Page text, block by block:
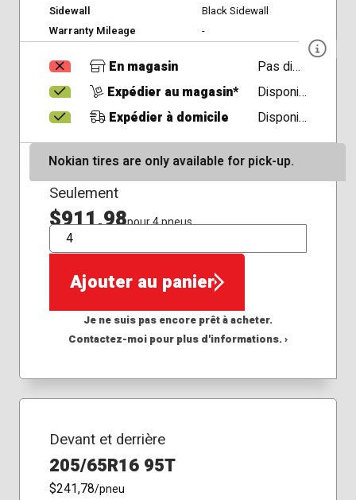
Sidewall
Black Sidewall
Warranty Mileage
-
En magasin
Pas disponible
Expédier au magasin*
Disponible
Expédier à domicile
Disponible
Nokian tires are only available for pick-up.
Seulement
$911,98pour 4 pneus
QTÉ
Ajouter au panier
Je ne suis pas encore prêt à acheter.
Contactez-moi pour plus d'informations. ›
Devant et derrière
205/65R16 95T
$241,78/pneu